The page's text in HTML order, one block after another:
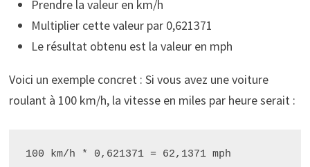
Prendre la valeur en km/h
Multiplier cette valeur par 0,621371
Le résultat obtenu est la valeur en mph
Voici un exemple concret : Si vous avez une voiture
roulant à 100 km/h, la vitesse en miles par heure serait :
100 km/h * 0,621371 = 62,1371 mph